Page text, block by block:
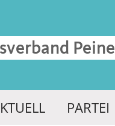
PARTEI
Peine